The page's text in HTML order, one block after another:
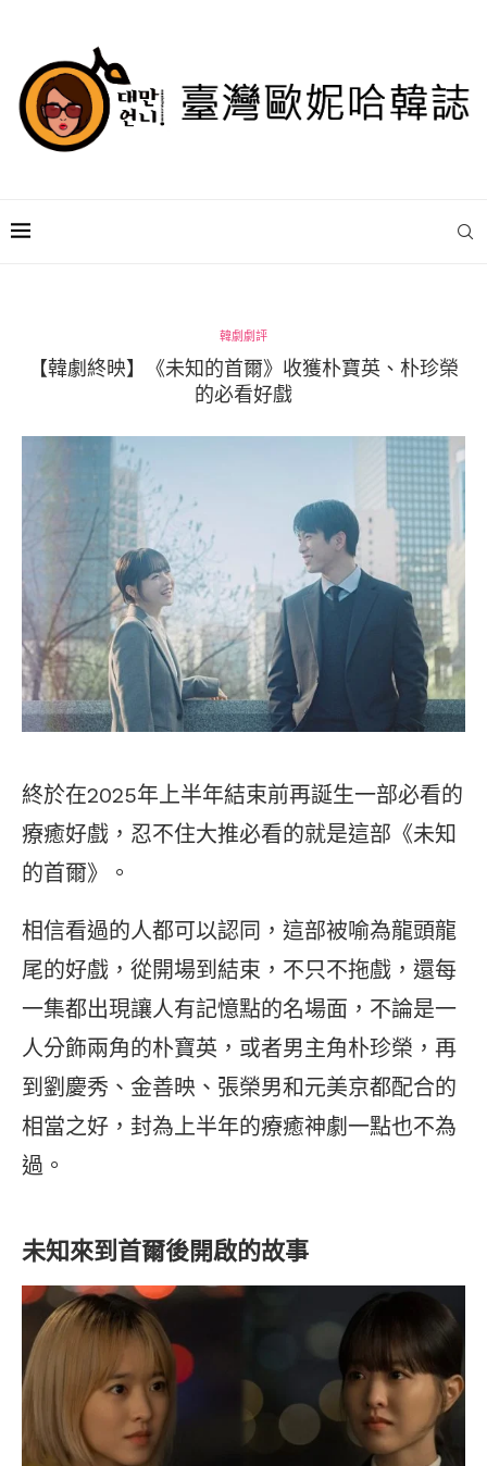
韓劇劇評
【韓劇終映】《未知的首爾》收獲朴寶英、朴珍榮
的必看好戲
終於在2025年上半年結束前再誕生一部必看的
療癒好戲，忍不住大推必看的就是這部《未知
的首爾》。
相信看過的人都可以認同，這部被喻為龍頭龍
尾的好戲，從開場到結束，不只不拖戲，還每
一集都出現讓人有記憶點的名場面，不論是一
人分飾兩角的朴寶英，或者男主角朴珍榮，再
到劉慶秀、金善映、張榮男和元美京都配合的
相當之好，封為上半年的療癒神劇一點也不為
過。
未知來到首爾後開啟的故事